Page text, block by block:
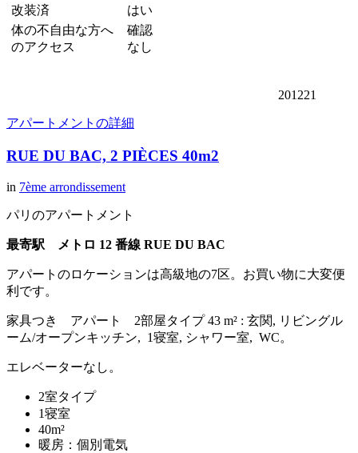
改装済
はい
体の不自由な方へ
のアクセス
確認
なし
201221
アパートメントの詳細
RUE DU BAC, 2 PIÈCES 40m2
in 7ème arrondissement
パリのアパートメント
最寄駅 メトロ 12 番線 RUE DU BAC
アパートのロケーションは高級地の7区。お買い物に大変便
利です。
家具つき アパート 2部屋タイプ 43 m² : 玄関, リビングル
ーム/オープンキッチン, 1寝室, シャワー室, WC。
エレベーターなし。
2室タイプ
1寝室
40m²
暖房：個別電気